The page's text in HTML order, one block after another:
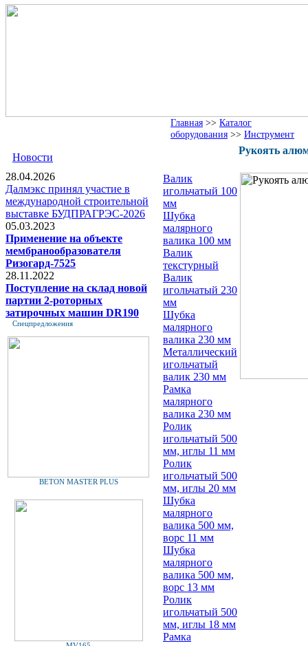
Главная >> Каталог
оборудования >> Инструмент
Новости
28.04.2026
Далмэкс принял участие в
международной строительной
выставке БУДПРАГРЭС-2026
05.03.2023
Применение на объекте
мембранообразователя
Ризогард-7525
28.11.2022
Поступление на склад новой
партии 2-роторных
затирочных машин DR190
Спецпредложения
BETON MASTER PLUS
Рукоять
Валик
игольчатый 100
мм
Шубка
малярного
валика 100 мм
Валик
текстурный
Валик
игольчатый 230
мм
Шубка
малярного
валика 230 мм
Металлический
игольчатый
валик 230 мм
Рамка
малярного
валика 230 мм
Ролик
игольчатый 500
мм, иглы 11 мм
Ролик
игольчатый 500
мм, иглы 20 мм
Шубка
малярного
валика 500 мм,
ворс 11 мм
Шубка
малярного
валика 500 мм,
ворс 13 мм
Ролик
игольчатый 500
мм, иглы 18 мм
Рамка